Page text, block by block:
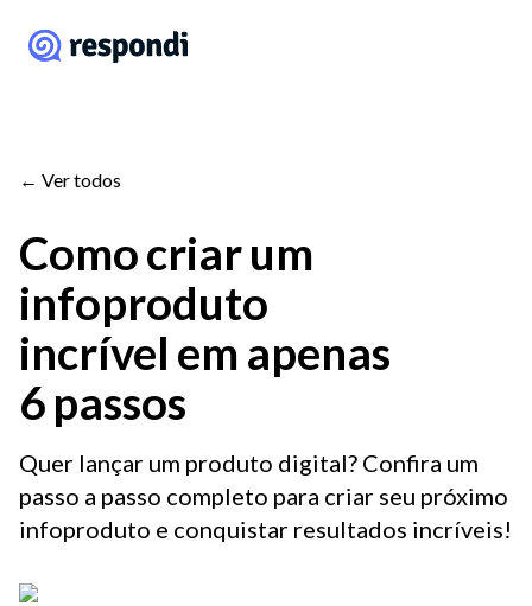
← Ver todos
Como criar um
infoproduto
incrível em apenas
6 passos
Quer lançar um produto digital? Confira um
passo a passo completo para criar seu próximo
infoproduto e conquistar resultados incríveis!